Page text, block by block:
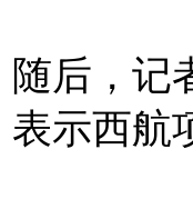
随后，记
表示西航